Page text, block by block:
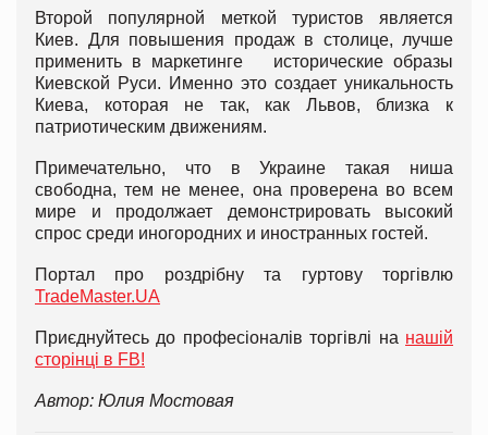
Второй популярной меткой туристов является
Киев. Для повышения продаж в столице, лучше
применить в маркетинге исторические образы
Киевской Руси. Именно это создает уникальность
Киева, которая не так, как Львов, близка к
патриотическим движениям.
Примечательно, что в Украине такая ниша
свободна, тем не менее, она проверена во всем
мире и продолжает демонстрировать высокий
спрос среди иногородних и иностранных гостей.
Портал про роздрібну та гуртову торгівлю
TradeMaster.UA
Приєднуйтесь до професіоналів торгівлі на нашій
сторінці в FB!
Автор: Юлия Мостовая